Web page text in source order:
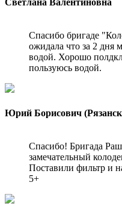
Спасибо бригаде
ожидала что за 2 дня
водой. Хорошо
пользуюсь водой.
Юрий Борисович
Спасибо! Бригада
замечательный
Поставили фильтр и
5+